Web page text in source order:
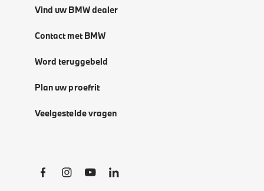
Vind uw BMW dealer
Contact met BMW
Word teruggebeld
Plan uw proefrit
Veelgestelde vragen
Social Links